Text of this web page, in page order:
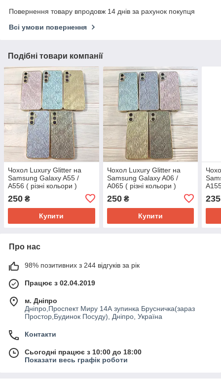
Повернення товару впродовж 14 днів за рахунок покупця
Всі умови повернення
Подібні товари компанії
Чохол Luxury Glitter на
Samsung Galaxy A55 /
A556 ( різні кольори )
250 ₴
Купити
Чохол Luxury Glitter на
Samsung Galaxy A06 /
A065 ( різні кольори )
250₴
Купити
235
Про нас
98% позитивних з 244 відгуків за рік
Працює з 02.04.2019
м. Дніпро
Дніпро,Проспект Миру 14А зупинка Брусничка(зараз
Простор,Будинок Посуду), Дніпро, Україна
Контакти
Сьогодні працює з 10:00 до 18:00
Показати весь графік роботи